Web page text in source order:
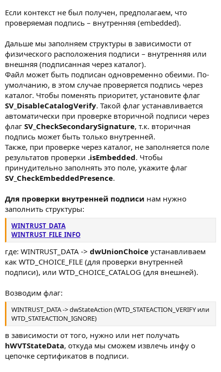
Если контекст не был получен, предполагаем, что
проверяемая подпись – внутренняя (embedded).
Дальше мы заполняем структуры в зависимости от
физического расположения подписи – внутренняя или
внешняя (подписанная через каталог).
Файл может быть подписан одновременно обеими. По-
умолчанию, в этом случае проверяется подпись через
каталог. Чтобы поменять приоритет, установите флаг
SV_DisableCatalogVerify. Такой флаг устанавливается
автоматически при проверке вторичной подписи через
флаг SV_CheckSecondarySignature, т.к. вторичная
подпись может быть только внутренней.
Также, при проверке через каталог, не заполняется поле
результатов проверки .isEmbedded. Чтобы
принудительно заполнять это поле, укажите флаг
SV_CheckEmbeddedPresence.
Для проверки внутренней подписи нам нужно
заполнить структуры:
WINTRUST_DATA
WINTRUST_FILE_INFO
где: WINTRUST_DATA -> dwUnionChoice устанавливаем
как WTD_CHOICE_FILE (для проверки внутренней
подписи), или WTD_CHOICE_CATALOG (для внешней).
Возводим флаг:
WINTRUST_DATA -> dwStateAction (WTD_STATEACTION_VERIFY или
WTD_STATEACTION_IGNORE)
в зависимости от того, нужно или нет получать
hWVTStateData, откуда мы сможем извлечь инфу о
цепочке сертификатов в подписи.